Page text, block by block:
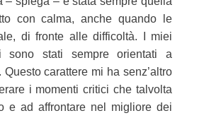
con calma, anche quando le
di fronte alle difficoltà. I miei
sono stati sempre orientati a
carattere mi ha senz’altro
i momenti critici che talvolta
e ad affrontare nel migliore dei